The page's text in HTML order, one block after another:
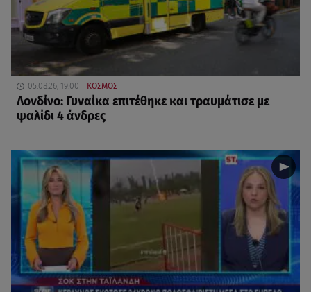
05.08.26, 19:00 ΚΟΣΜΟΣ
Λονδίνο: Γυναίκα επιτέθηκε και τραυμάτισε με
ψαλίδι 4 άνδρες